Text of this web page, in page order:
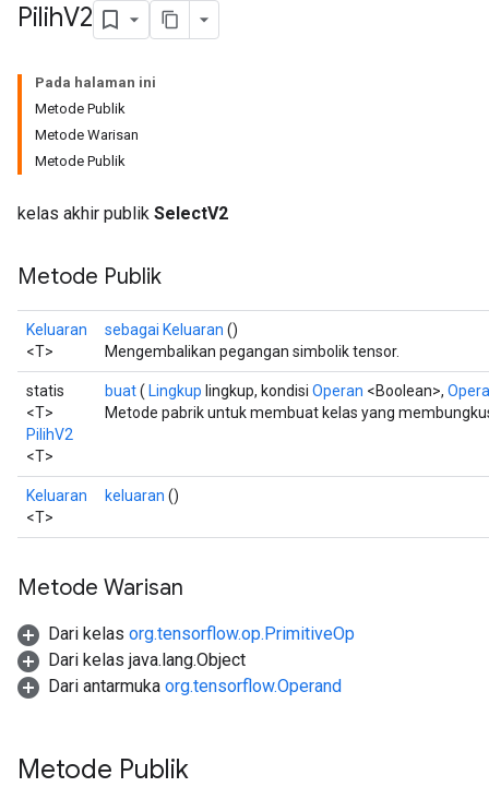
PilihV2
Pada halaman ini
Metode Publik
Metode Warisan
Metode Publik
kelas akhir publik SelectV2
Metode Publik
Keluaran
<T>
sebagai Keluaran ()
Mengembalikan pegangan simbolik tensor.
statis
<T>
PilihV2
<T>
buat( Lingkup lingkup, kondisi Operan <Boolean>,
Metode pabrik untuk membuat kelas yang
Keluaran
<T>
keluaran ()
Metode Warisan
Dari kelas org.tensorflow.op.PrimitiveOp
Dari kelas java.lang.Object
Dari antarmuka org.tensorflow.Operand
Metode Publik